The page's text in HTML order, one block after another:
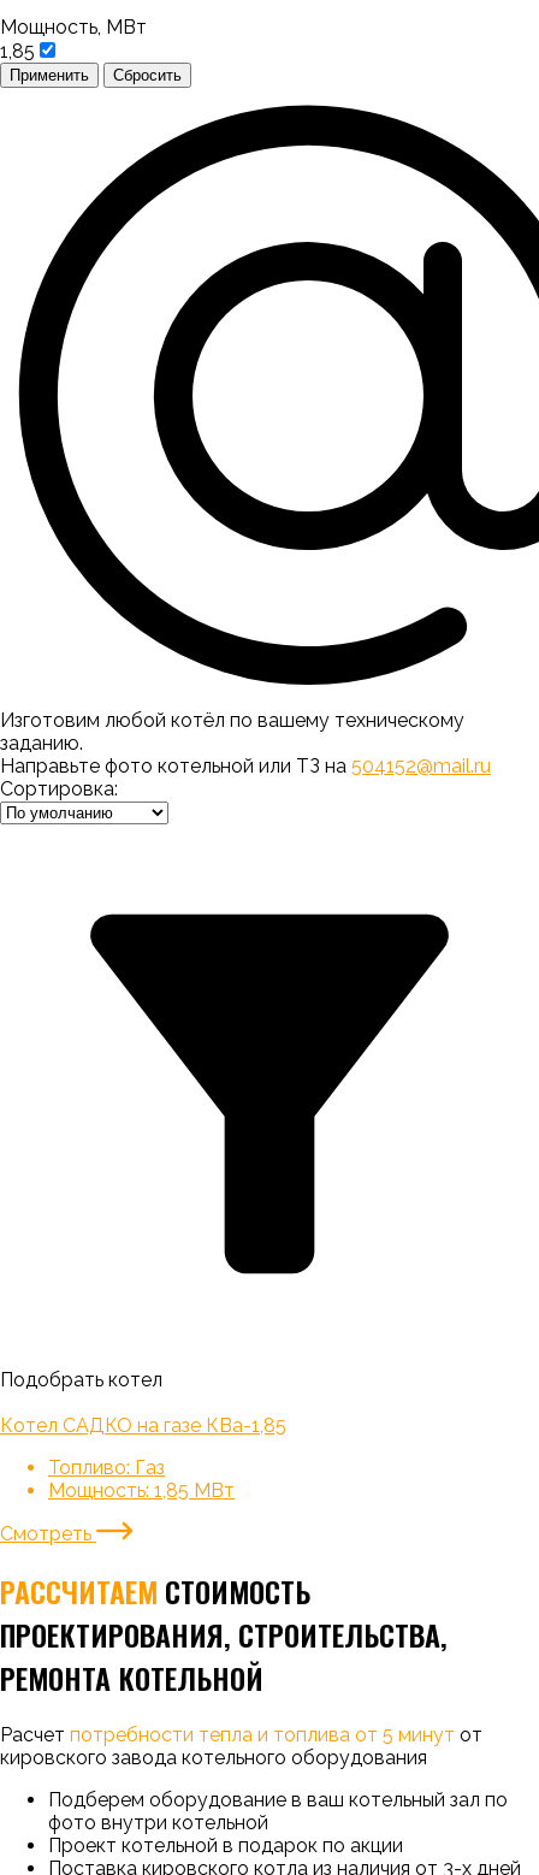
Мощность, МВт
1,85
Применить Сбросить
Изготовим любой котёл по вашему техническому
заданию.
Направьте фото котельной или ТЗ на 504152@mail.ru
Сортировка:
Подобрать котел
Котел САДКО на газе КВа-1,85
Топливо: Газ
Мощность: 1,85 МВт
Смотреть
РАССЧИТАЕМ СТОИМОСТЬ
ПРОЕКТИРОВАНИЯ, СТРОИТЕЛЬСТВА,
РЕМОНТА КОТЕЛЬНОЙ
Расчет потребности тепла и топлива от 5 минут от
кировского завода котельного оборудования
Подберем оборудование в ваш котельный зал по
фото внутри котельной
Проект котельной в подарок по акции
Поставка кировского котла из наличия от 3-х дней